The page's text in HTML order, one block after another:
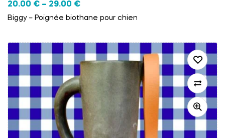
20.00 € – 29.00 €
Biggy – Poignée biothane pour chien